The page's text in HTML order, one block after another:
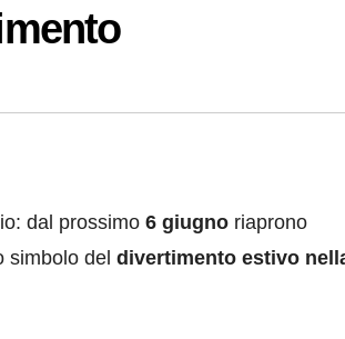
dal prossimo 6 giugno riaprono
simbolo del divertimento estivo